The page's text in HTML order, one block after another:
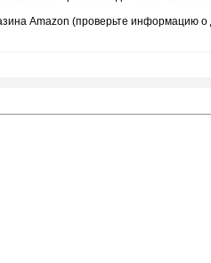
Amazon (проверьте информацию